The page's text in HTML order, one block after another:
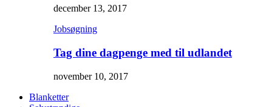
december 13, 2017
Jobsøgning
Tag dine dagpenge med til udlandet
november 10, 2017
Blanketter